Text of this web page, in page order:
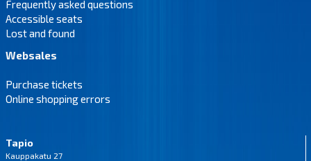
Frequently asked questions
Accessible seats
Lost and found
Websales
Purchase tickets
Online shopping errors
Tapio
Kauppakatu 27